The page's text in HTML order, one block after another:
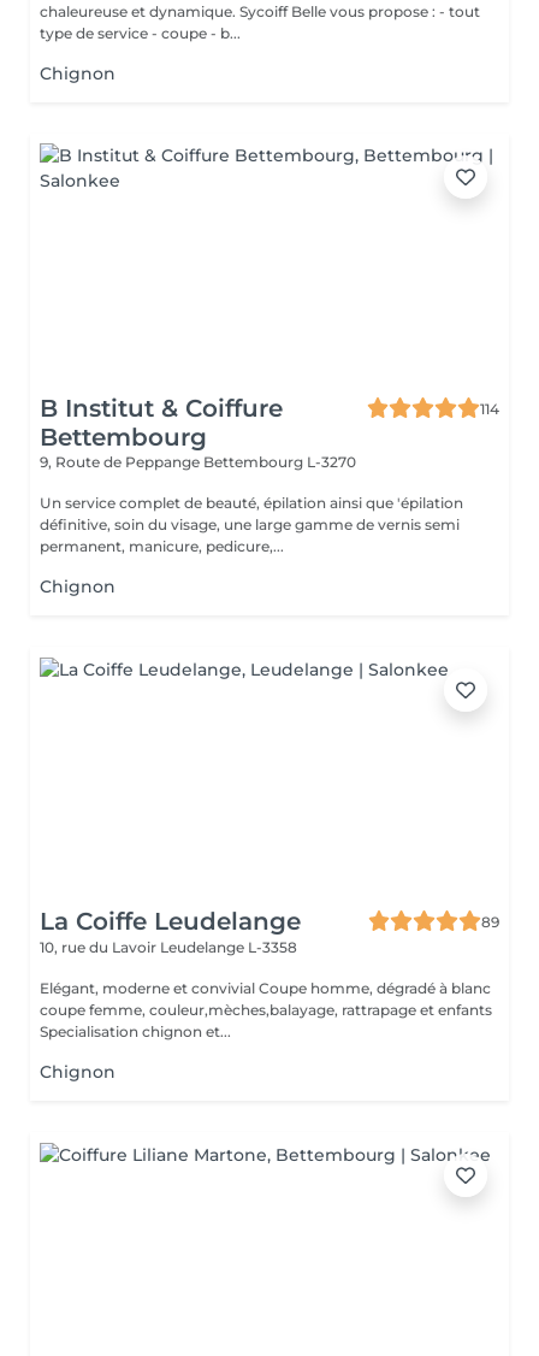
chaleureuse et dynamique. Sycoiff Belle vous propose : - tout
type de service - coupe - b...
Chignon
B Institut & Coiffure
Bettembourg
114
9, Route de Peppange Bettembourg L-3270
Un service complet de beauté, épilation ainsi que 'épilation
définitive, soin du visage, une large gamme de vernis semi
permanent, manicure, pedicure,...
Chignon
La Coiffe Leudelange
89
10, rue du Lavoir Leudelange L-3358
Elégant, moderne et convivial Coupe homme, dégradé à blanc
coupe femme, couleur,mèches,balayage, rattrapage et enfants
Specialisation chignon et...
Chignon